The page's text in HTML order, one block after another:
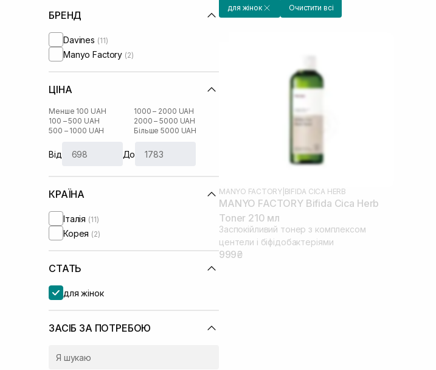
БРЕНД
Davines (11)
Manyo Factory (2)
ЦІНА
Менше 100 UAH
100 – 500 UAH
500 – 1000 UAH
1000 – 2000 UAH
2000 – 5000 UAH
Більше 5000 UAH
Від До
КРАЇНА
Італія (11)
Корея (2)
СТАТЬ
для жінок
ЗАСІБ ЗА ПОТРЕБОЮ
для жінок Очистити всі
MANYO FACTORY| BIFIDA CICA HERB
MANYO FACTORY Bifida Cica Herb
Toner 210 мл
Заспокійливий тонер з комплексом
центели і біфідобактеріями
999₴